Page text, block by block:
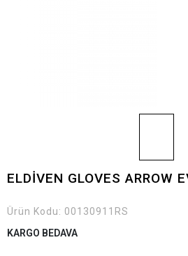
ELDİVEN GLOVES ARROW
Ürün Kodu: 00130911RS
KARGO BEDAVA